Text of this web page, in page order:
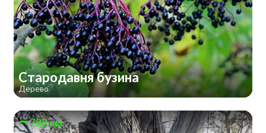
Стародавня бузина
Дерево
782 км